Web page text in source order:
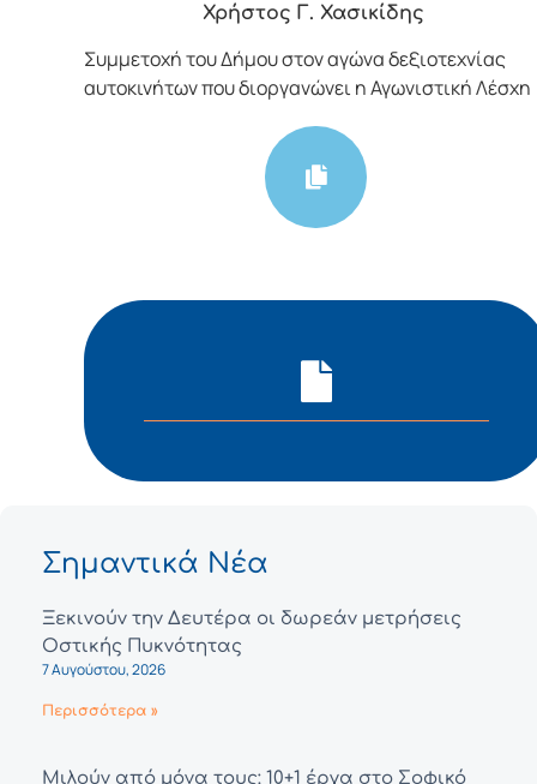
Χρήστος Γ. Χασικίδης
Συμμετοχή του Δήμου στον αγώνα δεξιοτεχνίας
αυτοκινήτων που διοργανώνει η Αγωνιστική Λέσχη
Σημαντικά Νέα
Ξεκινούν την Δευτέρα οι δωρεάν μετρήσεις
Οστικής Πυκνότητας
7 Αυγούστου, 2026
Περισσότερα »
Μιλούν από μόνα τους: 10+1 έργα στο Σοφικό